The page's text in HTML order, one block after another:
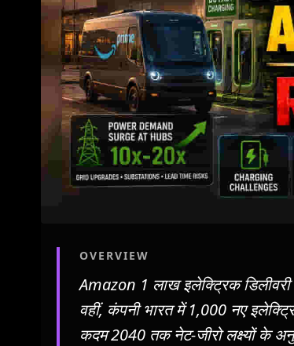
OVERVIEW
Amazon 1 लाख इलेक्ट्रिक
वहीं, कंपनी भारत में 1,000 नए
कदम 2040 तक नेट-जीरो लक्ष्यों के